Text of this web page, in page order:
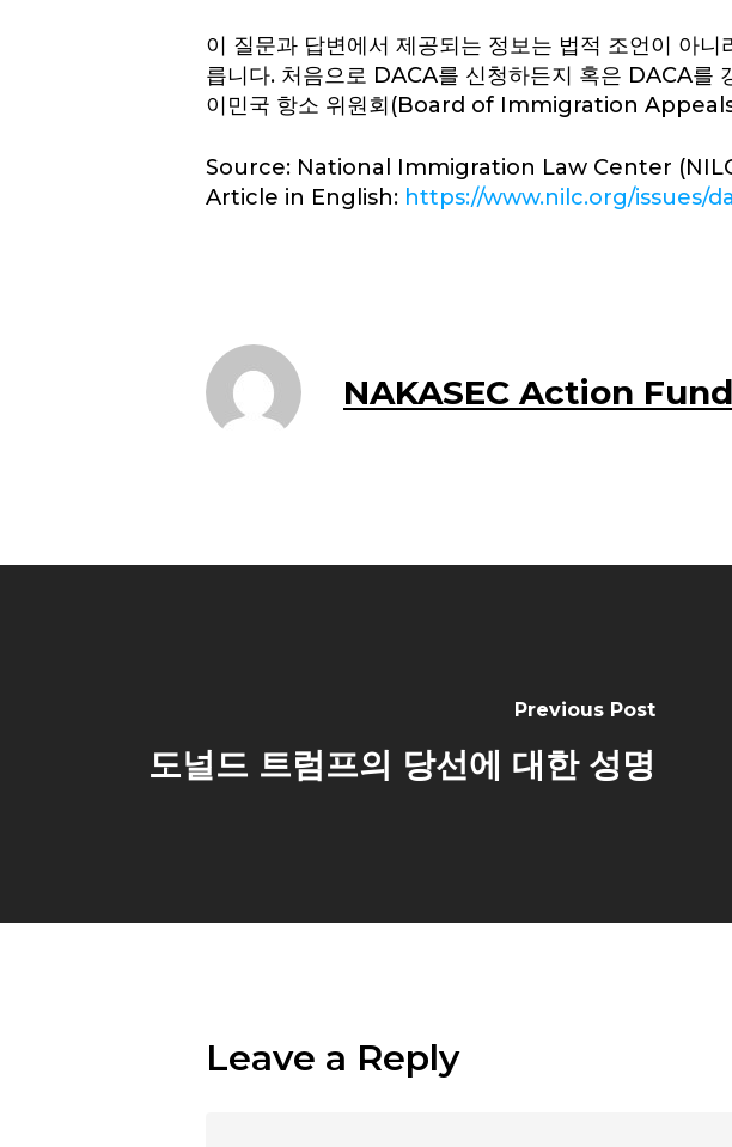
이 질문과 답변에서 제공되는 정보는 법적 조언이 아
릅니다. 처음으로 DACA를 신청하든지 혹은 DACA를
이민국 항소 위원회(Board of Immigration
Source: National Immigration Law Center
Article in English: https://www.nilc.org/issues/
NAKASEC Action Fund
Previous Post
도널드 트럼프의 당선에 대한 성명
Leave a Reply